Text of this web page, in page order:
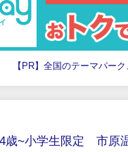
【PR】全国のテーマパー
4歳~小学生限定 市